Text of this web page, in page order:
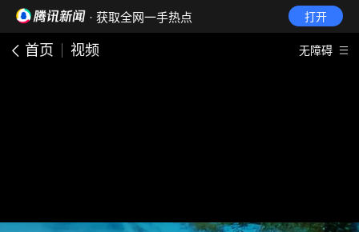
· 获取全网一手热点 打开
首页 视频 无障碍